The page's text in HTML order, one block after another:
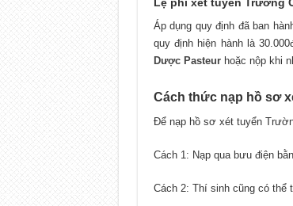
Áp dụng quy định đã ban
quy định hiện hành là
Dược Pasteurhoặc nộp khi
Cách thức nạp hồ sơ
Để nạp hồ sơ xét tuyển
Cách 1: Nạp qua bưu điện
Cách 2: Thí sinh cũng có